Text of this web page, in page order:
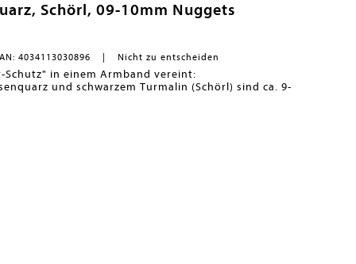
Schörl, 09-10mm Nuggets
4034113030896 Nicht zu entscheiden
Schutz" in einem Armband vereint:
eine Länge von ca. 19cm.